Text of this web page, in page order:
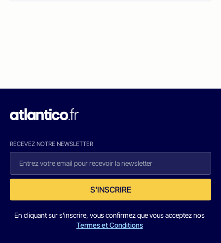
RECEVEZ NOTRE NEWSLETTER
S'INSCRIRE
En cliquant sur s'inscrire, vous confirmez que vous acceptez nos
Termes et Conditions